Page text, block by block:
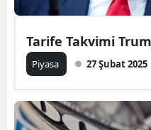
Tarife Takvimi
Piyasa 27 Şubat 2025